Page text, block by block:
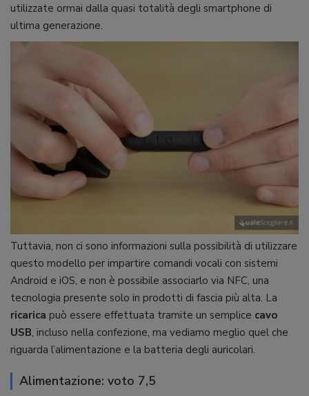
utilizzate ormai dalla quasi totalità degli smartphone di
ultima generazione.
Tuttavia, non ci sono informazioni sulla possibilità di utilizzare
questo modello per impartire comandi vocali con sistemi
Android e iOS, e non è possibile associarlo via NFC, una
tecnologia presente solo in prodotti di fascia più alta. La
ricarica può essere effettuata tramite un semplice cavo
USB, incluso nella confezione, ma vediamo meglio quel che
riguarda l’alimentazione e la batteria degli auricolari.
Alimentazione: voto 7,5